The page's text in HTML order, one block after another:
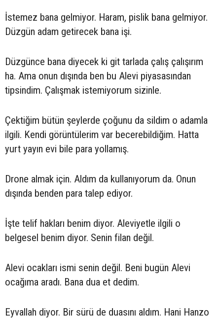
İstemez bana gelmiyor. Haram, pislik bana gelmiyor.
Düzgün adam getirecek bana işi.
Düzgünce bana diyecek ki git tarlada çalış çalışırım
ha. Ama onun dışında ben bu Alevi piyasasından
tipsindim. Çalışmak istemiyorum sizinle.
Çektiğim bütün şeylerde çoğunu da sildim o adamla
ilgili. Kendi görüntülerim var becerebildiğim. Hatta
yurt yayın evi bile para yollamış.
Drone almak için. Aldım da kullanıyorum da. Onun
dışında benden para talep ediyor.
İşte telif hakları benim diyor. Aleviyetle ilgili o
belgesel benim diyor. Senin filan değil.
Alevi ocakları ismi senin değil. Beni bugün Alevi
ocağıma aradı. Bana dua et dedim.
Eyvallah diyor. Bir sürü de duasını aldım. Hani Hanzo